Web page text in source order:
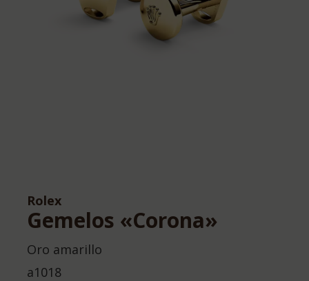
Rolex
Gemelos «Corona»
Oro amarillo
a1018